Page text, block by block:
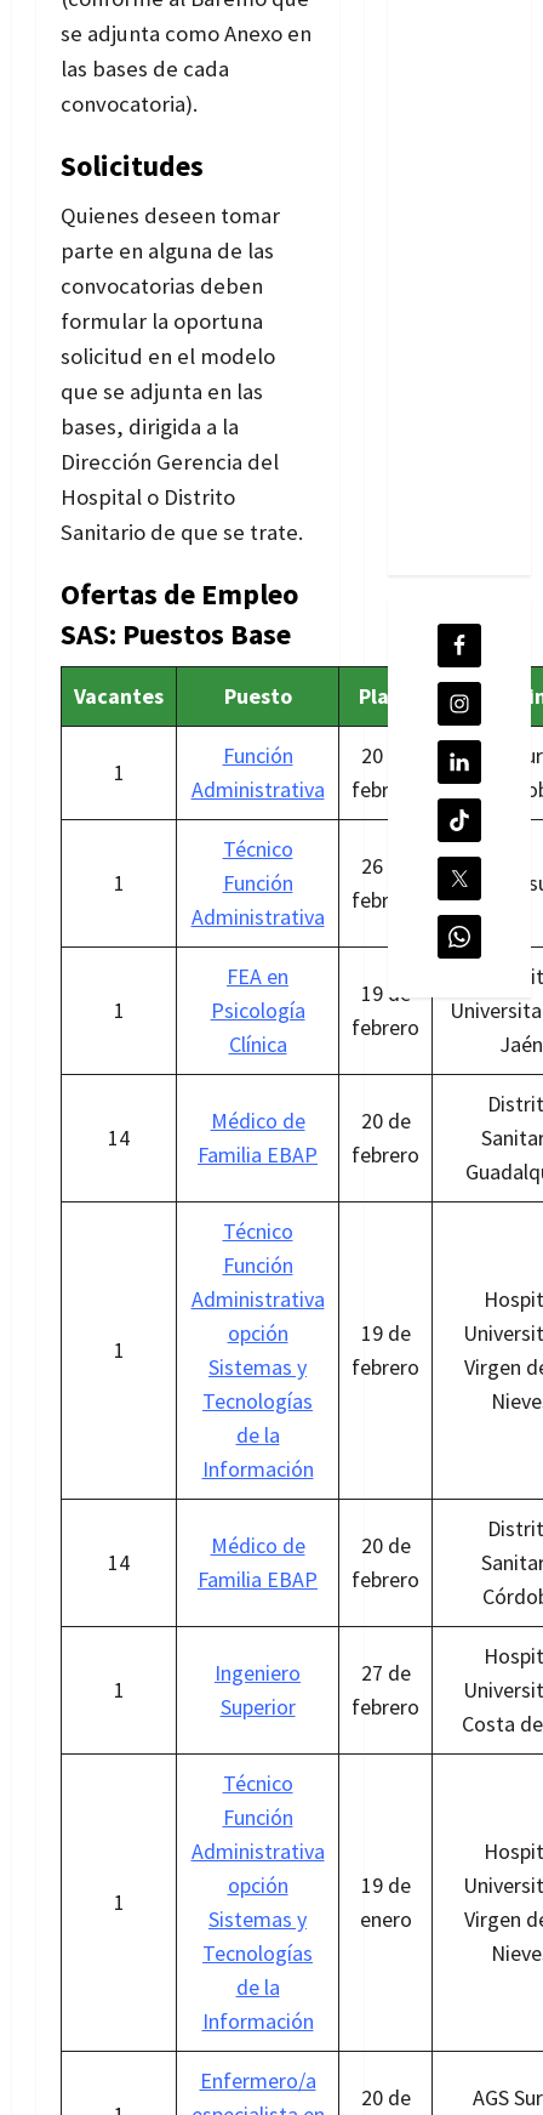
se adjunta como Anexo en
las bases de cada
convocatoria).
Solicitudes
Quienes deseen tomar
parte en alguna de las
convocatorias deben
formular la oportuna
solicitud en el modelo
que se adjunta en las
bases, dirigida a la
Dirección Gerencia del
Hospital o Distrito
Sanitario de que se trate.
Ofertas de Empleo
SAS: Puestos Base
Vacantes Puesto Plazo
1
Función
Administrativa
20 de
febrero
AGS
1
Técnico
Función
Administrativa
26 de
febrero
AGS
1
FEA en
Psicología
Clínica
19 de
febrero
Jaén
14
Médico de
Familia EBAP
20 de
febrero
1
Técnico
Función
Administrativa
opción
Sistemas y
Tecnologías
de la
Información
19 de
febrero
Virgen
14
Médico de
Familia EBAP
20 de
febrero
1
Ingeniero
Superior
27 de
febrero
Costa
1
Técnico
Función
Administrativa
opción
Sistemas y
Tecnologías
de la
Información
19 de
enero
Virgen
Enfermero/a
20 de
AGS